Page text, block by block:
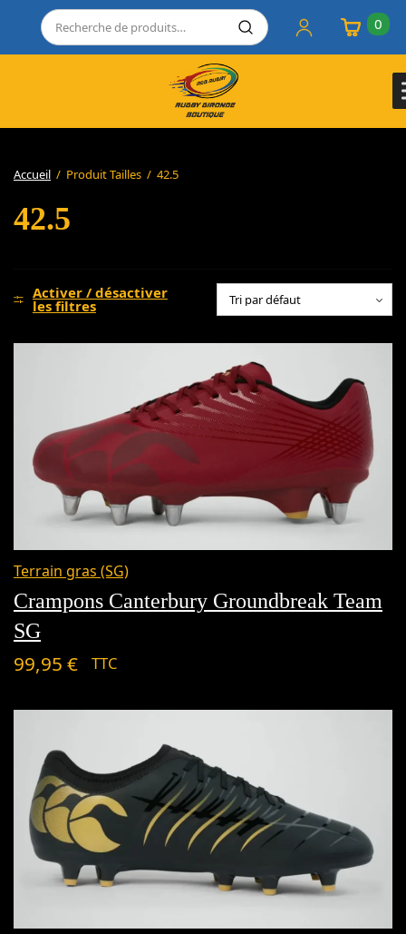
0
Accueil / Produit Tailles / 42.5
42.5
Activer / désactiver
les filtres
Terrain gras (SG)
Crampons Canterbury Groundbreak Team
SG
99,95 € TTC